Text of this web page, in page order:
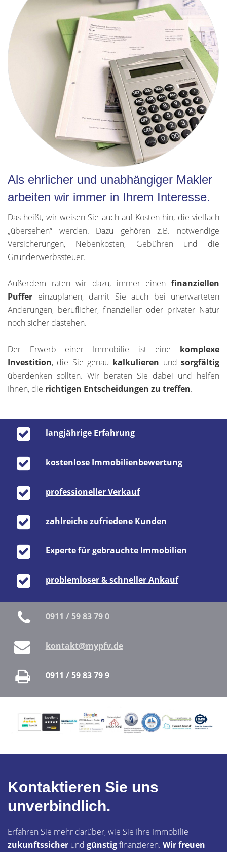
Als ehrlicher und unabhängiger Makler
arbeiten wir immer in Ihrem Interesse.
Das heißt, wir weisen Sie auch auf Kosten hin, die vielfach
„übersehen“ werden. Dazu gehören z.B. notwendige
Versicherungen, Nebenkosten, Gebühren und die
Grunderwerbssteuer.
Außerdem raten wir dazu, immer einen finanziellen
Puffer einzuplanen, damit Sie auch bei unerwarteten
Änderungen, beruflicher, finanzieller oder privater Natur
noch sicher dastehen.
Der Erwerb einer Immobilie ist eine komplexe
Investition, die Sie genau kalkulieren undsorgfältig
überdenken sollten. Wir beraten Sie dabei und helfen
Ihnen, die richtigen Entscheidungen zu treffen.
langjährige Erfahrung
kostenlose Immobilienbewertung
professioneller Verkauf
zahlreiche zufriedene Kunden
Experte für gebrauchte Immobilien
problemloser & schneller Ankauf
0911 / 59 83 79 0
kontakt@mypfv.de
0911 / 59 83 79 9
Kontaktieren Sie uns
unverbindlich.
Erfahren Sie mehr darüber, wie Sie Ihre Immobilie
zukunftssicher und günstigfinanzieren. Wir freuen